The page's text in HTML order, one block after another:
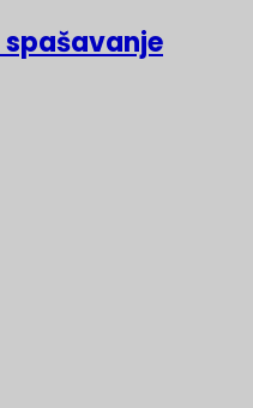
spašavanje